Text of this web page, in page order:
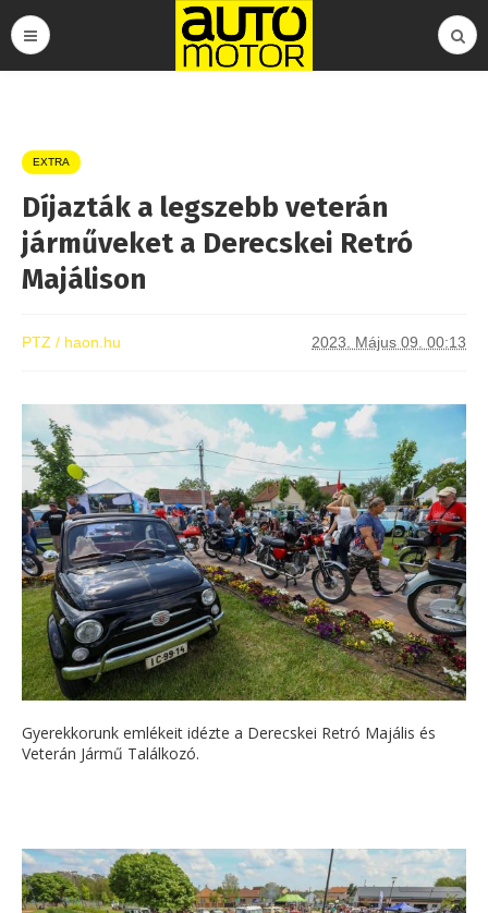
EXTRA
Díjazták a legszebb veterán
járműveket a Derecskei Retró
Majálison
PTZ / haon.hu 2023. Május 09. 00:13
Gyerekkorunk emlékeit idézte a Derecskei Retró Majális és
Veterán Jármű Találkozó.